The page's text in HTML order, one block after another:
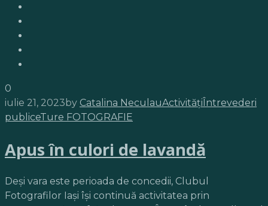
0
iulie 21, 2023 by Catalina NeculauActivități Întrevederi
publiceTure FOTOGRAFIE
Apus în culori de lavandă
Deși vara este perioada de concedii, Clubul
Fotografilor Iași își continuă activitatea prin